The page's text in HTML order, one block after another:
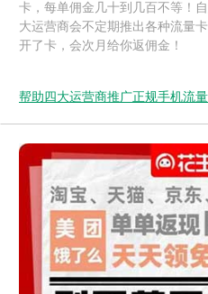
卡，每单佣金几十到几百不等！
大运营商会不定期推出各种流量
开了卡，会次月给你返佣金！
帮助四大运营商推广正规手机流